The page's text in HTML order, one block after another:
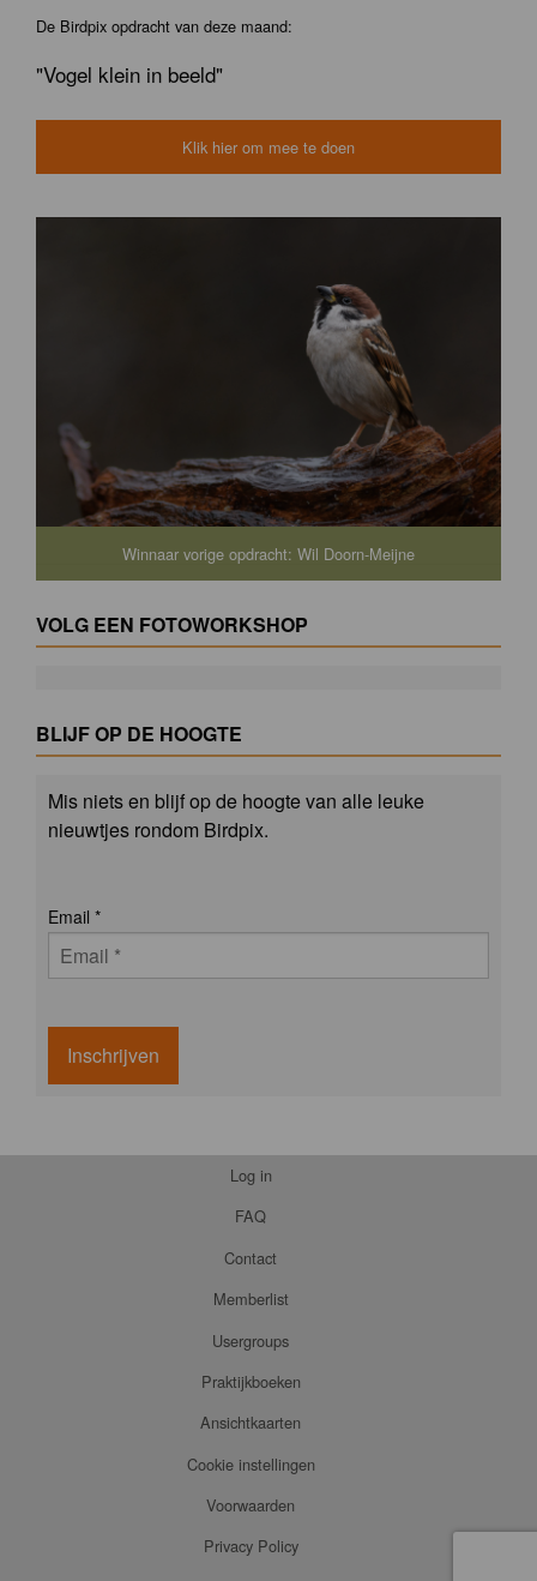
De Birdpix opdracht van deze maand:
"Vogel klein in beeld"
Klik hier om mee te doen
Winnaar vorige opdracht: Wil Doorn-Meijne
VOLG EEN FOTOWORKSHOP
BLIJF OP DE HOOGTE
Mis niets en blijf op de hoogte van alle leuke
nieuwtjes rondom Birdpix.
Email *
Inschrijven
Log in
FAQ
Contact
Memberlist
Usergroups
Praktijkboeken
Ansichtkaarten
Cookie instellingen
Voorwaarden
Privacy Policy